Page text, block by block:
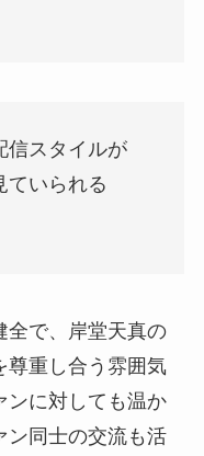
信スタイルが
ていられる
全で、岸堂天真の
尊重し合う雰囲気
ンに対しても温か
ン同士の交流も活